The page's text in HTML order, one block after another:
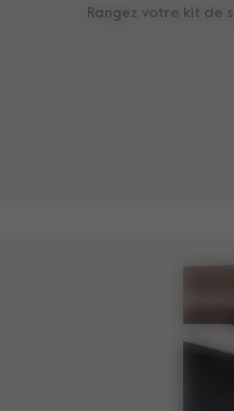
Rangez votre kit de